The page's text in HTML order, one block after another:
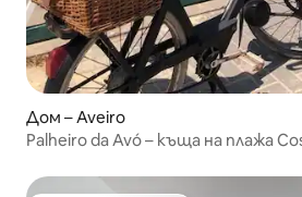
Дом – Aveiro
Palheiro da Avó – къща на плажа